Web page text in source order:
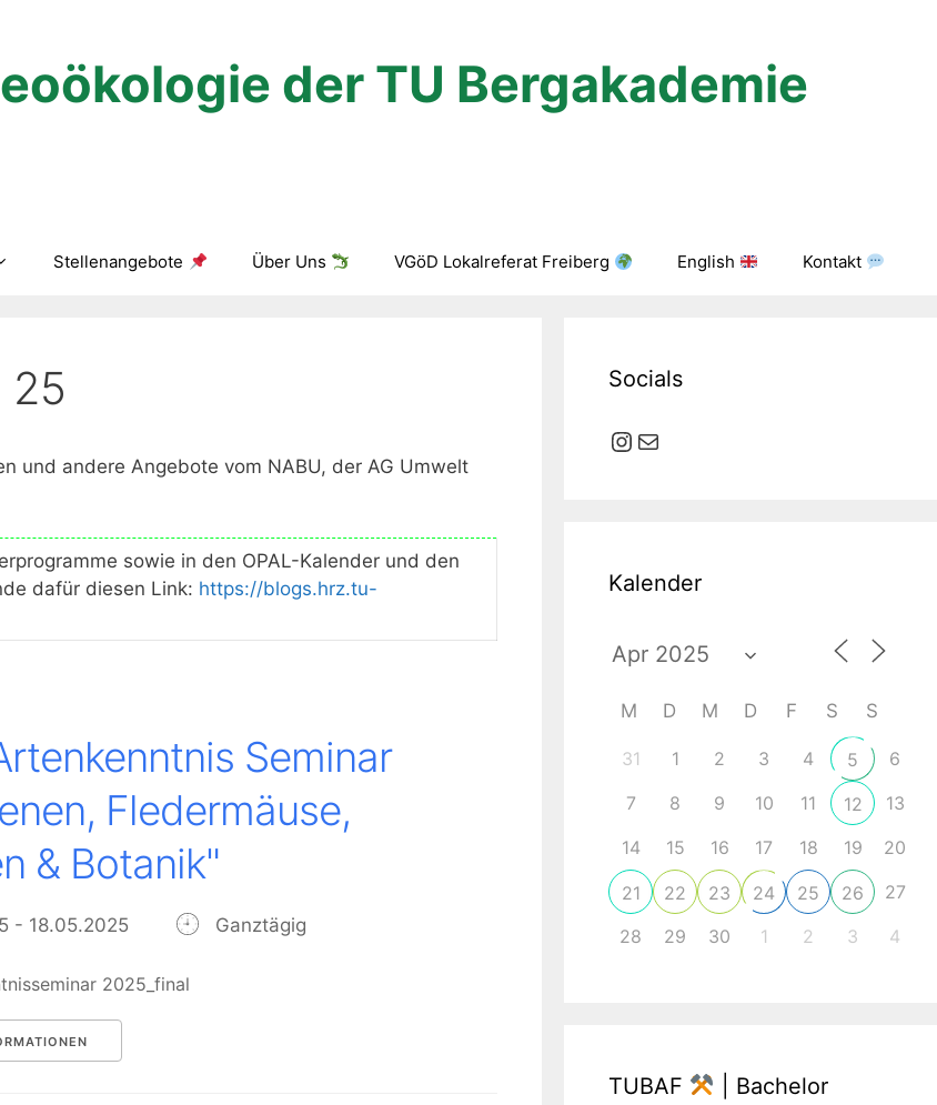
der TU Bergakademie
Stellenangebote Über Uns VGöD Lokalreferat Freiberg English Kontakt
25
und andere Angebote vom NABU, der AG Umwelt
sowie in den OPAL-Kalender und den
dafür diesen Link: https://blogs.hrz.tu-
Seminar
Fledermäuse,
& Botanik"
- 18.05.2025 Ganztägig
2025_final
Socials
Instagram
E-Mail
Kalender
M D M D F S S
31 1 2 3 4 5
6
7
8 9 10 11 12
13
14
15 16 17 18 19 20
21 22 23 24 25 26
27
28
29 30 1 2 3 4
TUBAF
| Bachelor